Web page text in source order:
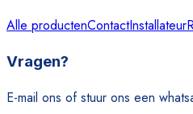
Alle productenContactInstallateur
Vragen?
E-mail ons of stuur ons een